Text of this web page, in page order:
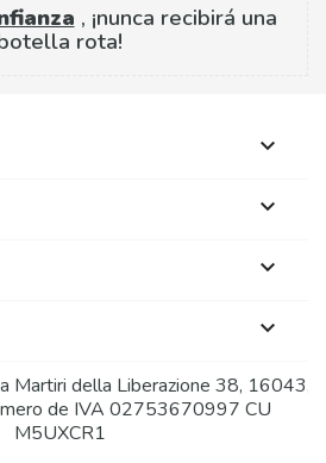
, ¡nunca recibirá una
rota!




Martiri della Liberazione 38, 16043,
de IVA 02753670997 CU
M5UXCR1